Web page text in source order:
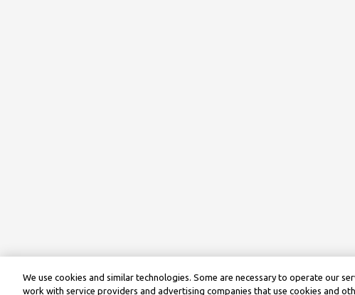
We use cookies and similar technologies. Some are necessary to operate our
work with service providers and advertising companies that use cookies and